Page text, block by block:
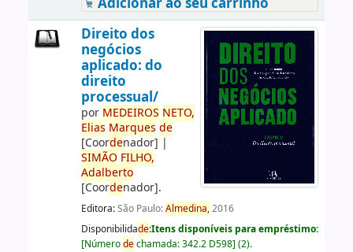
Direito dos
negócios
aplicado: do
direito
processual/
por MEDEIROS NETO,
Elias Marques de
[Coordenador] |
SIMÃO FILHO,
Adalberto
[Coordenador].
Editora:São Paulo:Almedina,2016
Disponibilidade:Itens disponíveis para empréstimo:
[Númerodechamada:342.2 D598] (2).